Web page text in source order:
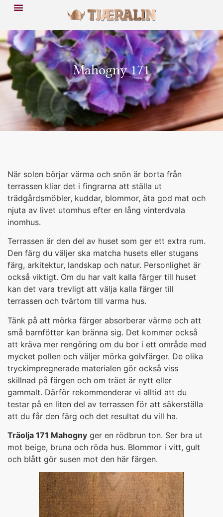
Mahogny 171
När solen börjar värma och snön är borta från
terrassen kliar det i fingrarna att ställa ut
trädgårdsmöbler, kuddar, blommor, äta god mat och
njuta av livet utomhus efter en lång vinterdvala
inomhus.
Terrassen är den del av huset som ger ett extra rum.
Den färg du väljer ska matcha husets eller stugans
färg, arkitektur, landskap och natur. Personlighet är
också viktigt. Om du har valt kalla färger till huset
kan det vara trevligt att välja kalla färger till
terrassen och tvärtom till varma hus.
Tänk på att mörka färger absorberar värme och att
små barnfötter kan bränna sig. Det kommer också
att kräva mer rengöring om du bor i ett område med
mycket pollen och väljer mörka golvfärger. De olika
tryckimpregnerade materialen gör också viss
skillnad på färgen och om träet är nytt eller
gammalt. Därför rekommenderar vi alltid att du
testar på en liten del av terrassen för att säkerställa
att du får den färg och det resultat du vill ha.
Träolja 171 Mahogny ger en rödbrun ton. Ser bra ut
mot beige, bruna och röda hus. Blommor i vitt, gult
och blått gör susen mot den här färgen.